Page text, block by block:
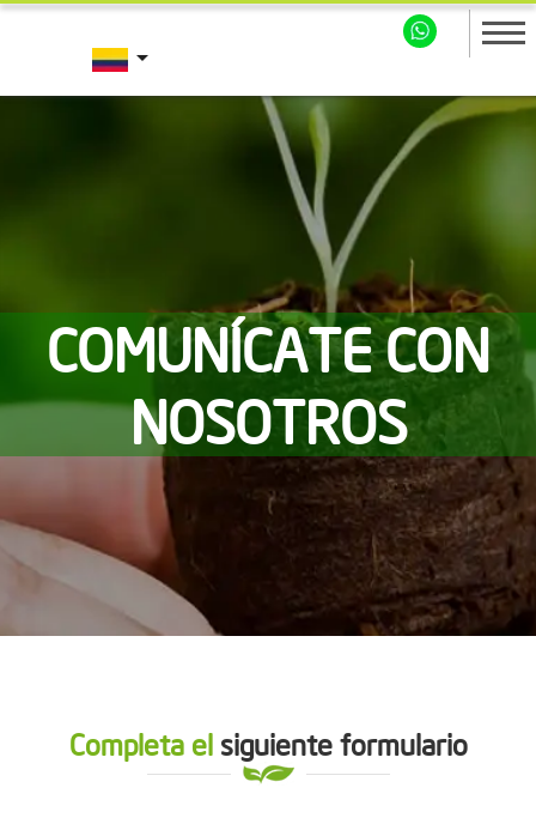
arrow_drop_down
COMUNÍCATE CON
NOSOTROS
Completa elsiguiente formulario